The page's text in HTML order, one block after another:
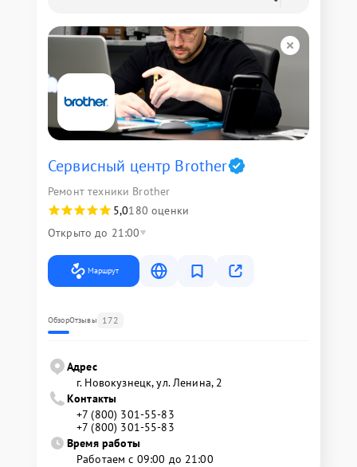
Сервисный центр Brother
Ремонт техники Brother
5,0180 оценки
Открыто до 21:00
Маршрут
ОбзорОтзывы 172
Адрес
г. Новокузнецк, ул. Ленина, 2
Контакты
+7 (800) 301-55-83
+7 (800) 301-55-83
Время работы
Работаем с 09:00 до 21:00